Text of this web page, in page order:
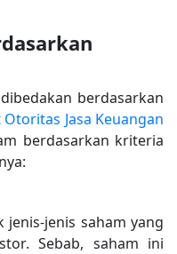
berdasarkan
Otoritas Jasa Keuangan
berdasarkan kriteria
jenis-jenis saham yang
Sebab, saham ini